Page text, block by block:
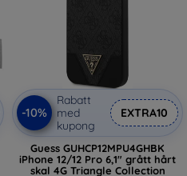
-10%
Rabatt
med
kupong
EXTRA10
Guess GUHCP12MPU4GHBK
iPhone 12/12 Pro 6,1" grått hårt
skal 4G Triangle Collection